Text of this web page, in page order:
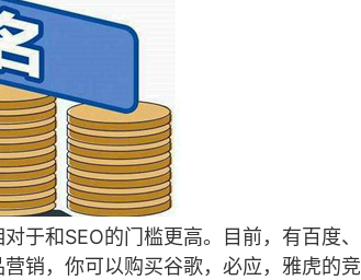
于和SEO的门槛更高。目前，有百度、
销，你可以购买谷歌，必应，雅虎的竞